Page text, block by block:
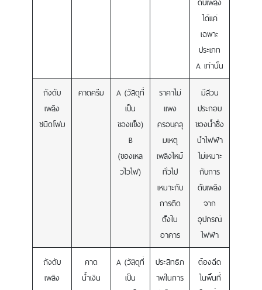
ได้แค่
เฉพาะ
ประเภท
A เท่านั้น
ถังดับ
เพลิง
ชนิดโฟม
คาดครีม
A (วัสดุที่
เป็น
ของแข็ง)
B
(ของเหล
วไวไฟ)
ราคาไม่
แพง
ครอบคลุ
มเหตุ
เพลิงไหม้
ทั่วไป
เหมาะกับ
การติด
ตั้งใน
อาคาร
มีส่วน
ประกอบ
ของน้ำซึ่ง
นำไฟฟ้า
ไม่เหมาะ
กับการ
ดับเพลิง
จาก
อุปกรณ์
ไฟฟ้า
ถังดับ
เพลิง
คาด
น้ำเงิน
A (วัสดุที่
เป็น
ประสิทธิภ
าพในการ
ต้องฉีด
ในพื้นที่